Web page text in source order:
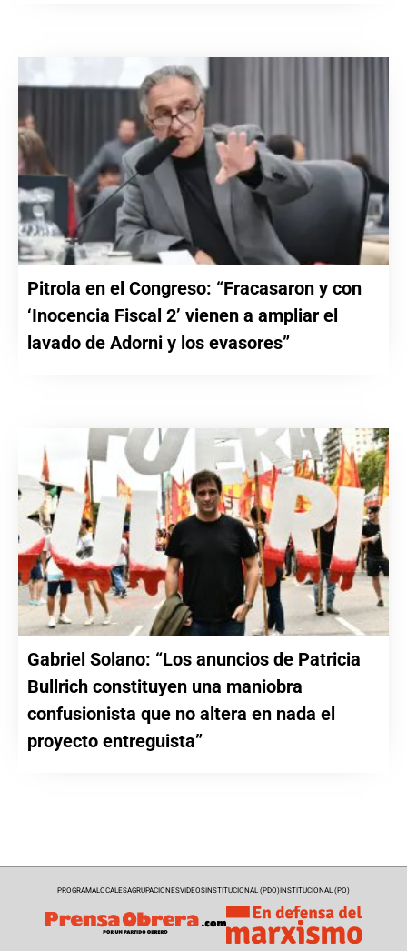
Pitrola en el Congreso: “Fracasaron y con
‘Inocencia Fiscal 2’ vienen a ampliar el
lavado de Adorni y los evasores”
Gabriel Solano: “Los anuncios de Patricia
Bullrich constituyen una maniobra
confusionista que no altera en nada el
proyecto entreguista”
PROGRAMALOCALESAGRUPACIONESVIDEOSINSTITUCIONAL (PDO)INSTITUCIONAL (PO)